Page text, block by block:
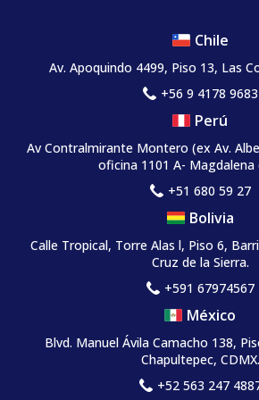
Chile
Av. Apoquindo 4499, Piso 13, Las
+56 9 4178 9683
Perú
Av Contralmirante Montero (ex Av.
oficina 1101 A- Magdalena
+51 680 59 27
Bolivia
Calle Tropical, Torre Alas l, Piso 6,
Cruz de la Sierra.
+591 67974567
México
Blvd. Manuel Ávila Camacho 138,
Chapultepec, CDMX.
+52 563 247